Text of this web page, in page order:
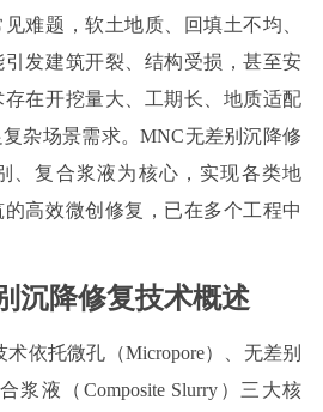
难题，软土地质、回填土不均、
发建筑开裂、结构受损，甚至安
在开挖量大、工期长、地质适配
杂场景需求。MNC无差别沉降修
、复合浆液为核心，实现各类地
高效微创修复，已在多个工程中
沉降修复技术概述
术依托微孔（Micropore）、无差别
浆液（ Composite Slurry ）三大核